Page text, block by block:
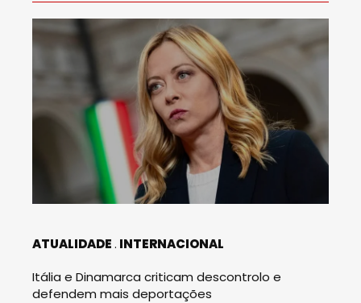
ATUALIDADE INTERNACIONAL
Itália e Dinamarca criticam descontrolo e
defendem mais deportações